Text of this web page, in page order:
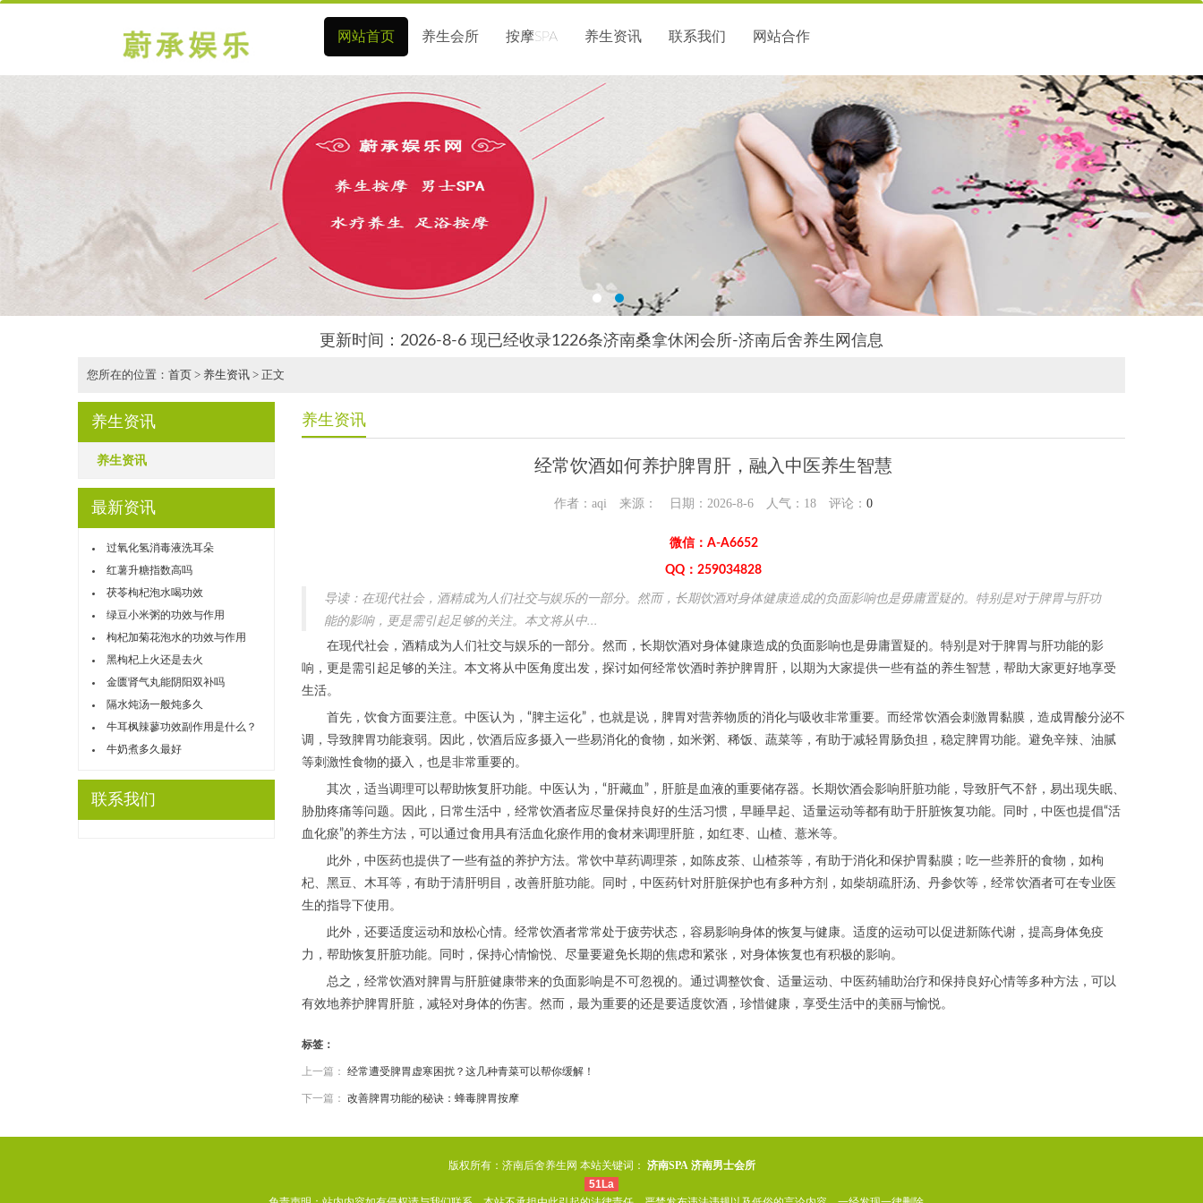
网站首页 养生会所 按摩SPA 养生资讯 联系我们 网站合作
更新时间：2026-8-6 现已经收录1226条济南桑拿休闲会所-济南后舍养生网信息
您所在的位置： 首页 > 养生资讯 > 正文
养生资讯
养生资讯
最新资讯
过氧化氢消毒液洗耳朵
红薯升糖指数高吗
茯苓枸杞泡水喝功效
绿豆小米粥的功效与作用
枸杞加菊花泡水的功效与作用
黑枸杞上火还是去火
金匮肾气丸能阴阳双补吗
隔水炖汤一般炖多久
牛耳枫辣蓼功效副作用是什么？
牛奶煮多久最好
联系我们
养生资讯
经常饮酒如何养护脾胃肝，融入中医养生智慧
作者：aqi 来源： 日期：2026-8-6 人气： 18 评论： 0
微信：A-A6652
QQ：259034828
导读：在现代社会，酒精成为人们社交与娱乐的一部分。然而，长期饮酒对身体健康造成的负面影响也是毋庸置疑的。特别是对于脾胃与肝功
能的影响，更是需引起足够的关注。本文将从中...
在现代社会，酒精成为人们社交与娱乐的一部分。然而，长期饮酒对身体健康造成的负面影响也是毋庸置疑的。特别是对于脾胃与肝功能的影
响，更是需引起足够的关注。本文将从中医角度出发，探讨如何经常饮酒时养护脾胃肝，以期为大家提供一些有益的养生智慧，帮助大家更好地享受
生活。
首先，饮食方面要注意。中医认为，“脾主运化”，也就是说，脾胃对营养物质的消化与吸收非常重要。而经常饮酒会刺激胃黏膜，造成胃酸分泌不
调，导致脾胃功能衰弱。因此，饮酒后应多摄入一些易消化的食物，如米粥、稀饭、蔬菜等，有助于减轻胃肠负担，稳定脾胃功能。避免辛辣、油腻
等刺激性食物的摄入，也是非常重要的。
其次，适当调理可以帮助恢复肝功能。中医认为，“肝藏血”，肝脏是血液的重要储存器。长期饮酒会影响肝脏功能，导致肝气不舒，易出现失眠、
胁肋疼痛等问题。因此，日常生活中，经常饮酒者应尽量保持良好的生活习惯，早睡早起、适量运动等都有助于肝脏恢复功能。同时，中医也提倡“活
血化瘀”的养生方法，可以通过食用具有活血化瘀作用的食材来调理肝脏，如红枣、山楂、薏米等。
此外，中医药也提供了一些有益的养护方法。常饮中草药调理茶，如陈皮茶、山楂茶等，有助于消化和保护胃黏膜；吃一些养肝的食物，如枸
杞、黑豆、木耳等，有助于清肝明目，改善肝脏功能。同时，中医药针对肝脏保护也有多种方剂，如柴胡疏肝汤、丹参饮等，经常饮酒者可在专业医
生的指导下使用。
此外，还要适度运动和放松心情。经常饮酒者常常处于疲劳状态，容易影响身体的恢复与健康。适度的运动可以促进新陈代谢，提高身体免疫
力，帮助恢复肝脏功能。同时，保持心情愉悦、尽量要避免长期的焦虑和紧张，对身体恢复也有积极的影响。
总之，经常饮酒对脾胃与肝脏健康带来的负面影响是不可忽视的。通过调整饮食、适量运动、中医药辅助治疗和保持良好心情等多种方法，可以
有效地养护脾胃肝脏，减轻对身体的伤害。然而，最为重要的还是要适度饮酒，珍惜健康，享受生活中的美丽与愉悦。
标签：
上一篇： 经常遭受脾胃虚寒困扰？这几种青菜可以帮你缓解！
下一篇： 改善脾胃功能的秘诀：蜂毒脾胃按摩
版权所有：济南后舍养生网 本站关键词： 济南SPA 济南男士会所
51La